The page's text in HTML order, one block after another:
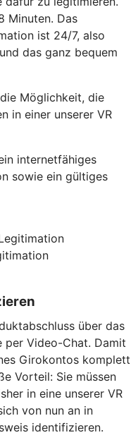
Minuten. Das
ist 24/7, also
das ganz bequem
Möglichkeit, die
in einer unserer VR
internetfähiges
sowie ein gültiges
über das
per Video-Chat. Damit
Girokontos komplett
Vorteil: Sie müssen
in eine unserer VR
von nun an in
identifizieren.